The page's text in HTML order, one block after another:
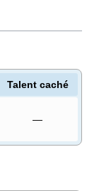
Talent caché
—